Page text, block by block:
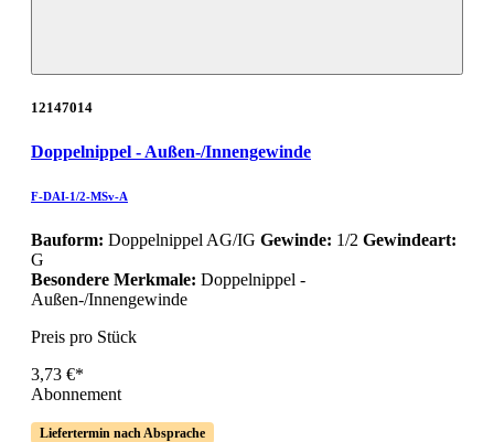
12147014
Doppelnippel - Außen-/Innengewinde
F-DAI-1/2-MSv-A
Bauform: Doppelnippel AG/IG Gewinde: 1/2 Gewindeart:
G
Besondere Merkmale: Doppelnippel -
Außen-/Innengewinde
Preis pro Stück
3,73 €*
Abonnement
Liefertermin nach Absprache